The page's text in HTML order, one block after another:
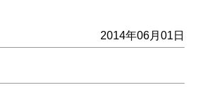
2014年06月01日